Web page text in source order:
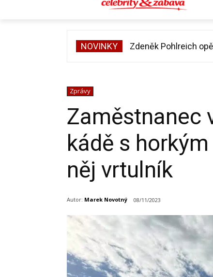
NOVINKY Zdeněk Pohlreich
Michal Suchánek
Zprávy
Zaměstnanec
kádě s
něj vrtulník
Autor: Marek Novotný 08/11/2023